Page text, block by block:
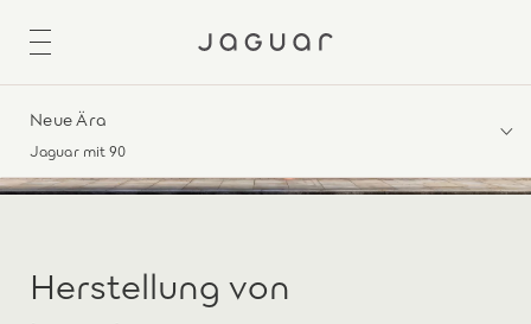
Neue Ära
Jaguar mit 90
Herstellung von